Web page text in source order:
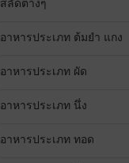
สลัดต่างๆ
อาหารประเภท ต้มยำ แกง
อาหารประเภท ผัด
อาหารประเภท นึ่ง
อาหารประเภท ทอด